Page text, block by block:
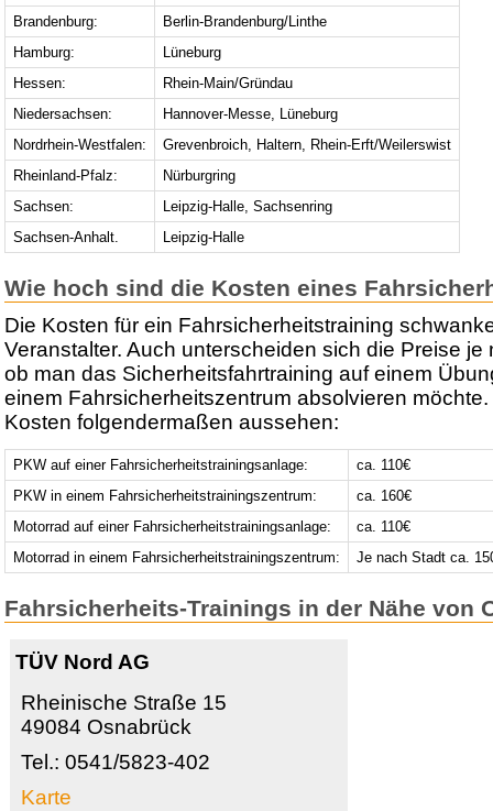
Brandenburg:
Berlin-Brandenburg/Linthe
Hamburg:
Lüneburg
Hessen:
Rhein-Main/Gründau
Niedersachsen:
Hannover-Messe, Lüneburg
Nordrhein-Westfalen:
Grevenbroich, Haltern, Rhein-Erft/Weilerswist
Rheinland-Pfalz:
Nürburgring
Sachsen:
Leipzig-Halle, Sachsenring
Sachsen-Anhalt.
Leipzig-Halle
Wie hoch sind die Kosten eines
Die Kosten für ein Fahrsicherheitstraining
Veranstalter. Auch unterscheiden sich die Preise
ob man das Sicherheitsfahrtraining auf einem
einem Fahrsicherheitszentrum absolvieren
Kosten folgendermaßen aussehen:
PKW auf einer Fahrsicherheitstrainingsanlage:
ca. 110€
PKW in einem Fahrsicherheitstrainingszentrum:
ca. 160€
Motorrad auf einer Fahrsicherheitstrainingsanlage:
ca. 110€
Motorrad in einem Fahrsicherheitstrainingszentrum:
Je nach Stadt ca.
Fahrsicherheits-Trainings in der Nähe von
TÜV Nord AG
Rheinische Straße 15
49084 Osnabrück
Tel.: 0541/5823-402
Karte